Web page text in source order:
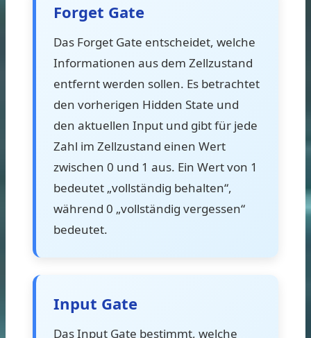
Forget Gate
Das Forget Gate entscheidet, welche
Informationen aus dem Zellzustand
entfernt werden sollen. Es betrachtet
den vorherigen Hidden State und
den aktuellen Input und gibt für jede
Zahl im Zellzustand einen Wert
zwischen 0 und 1 aus. Ein Wert von 1
bedeutet „vollständig behalten“,
während 0 „vollständig vergessen“
bedeutet.
Input Gate
Das Input Gate bestimmt, welche